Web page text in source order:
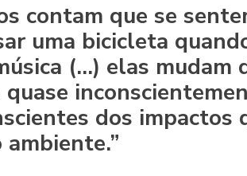
contam que se
uma bicicleta
(...) elas mudam
dos impactos